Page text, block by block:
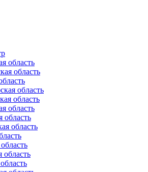
область
область
область
область
область
область
область
область